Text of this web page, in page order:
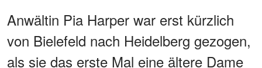
Anwältin Pia Harper war erst kürzlich
von Bielefeld nach Heidelberg gezogen,
als sie das erste Mal eine ältere Dame